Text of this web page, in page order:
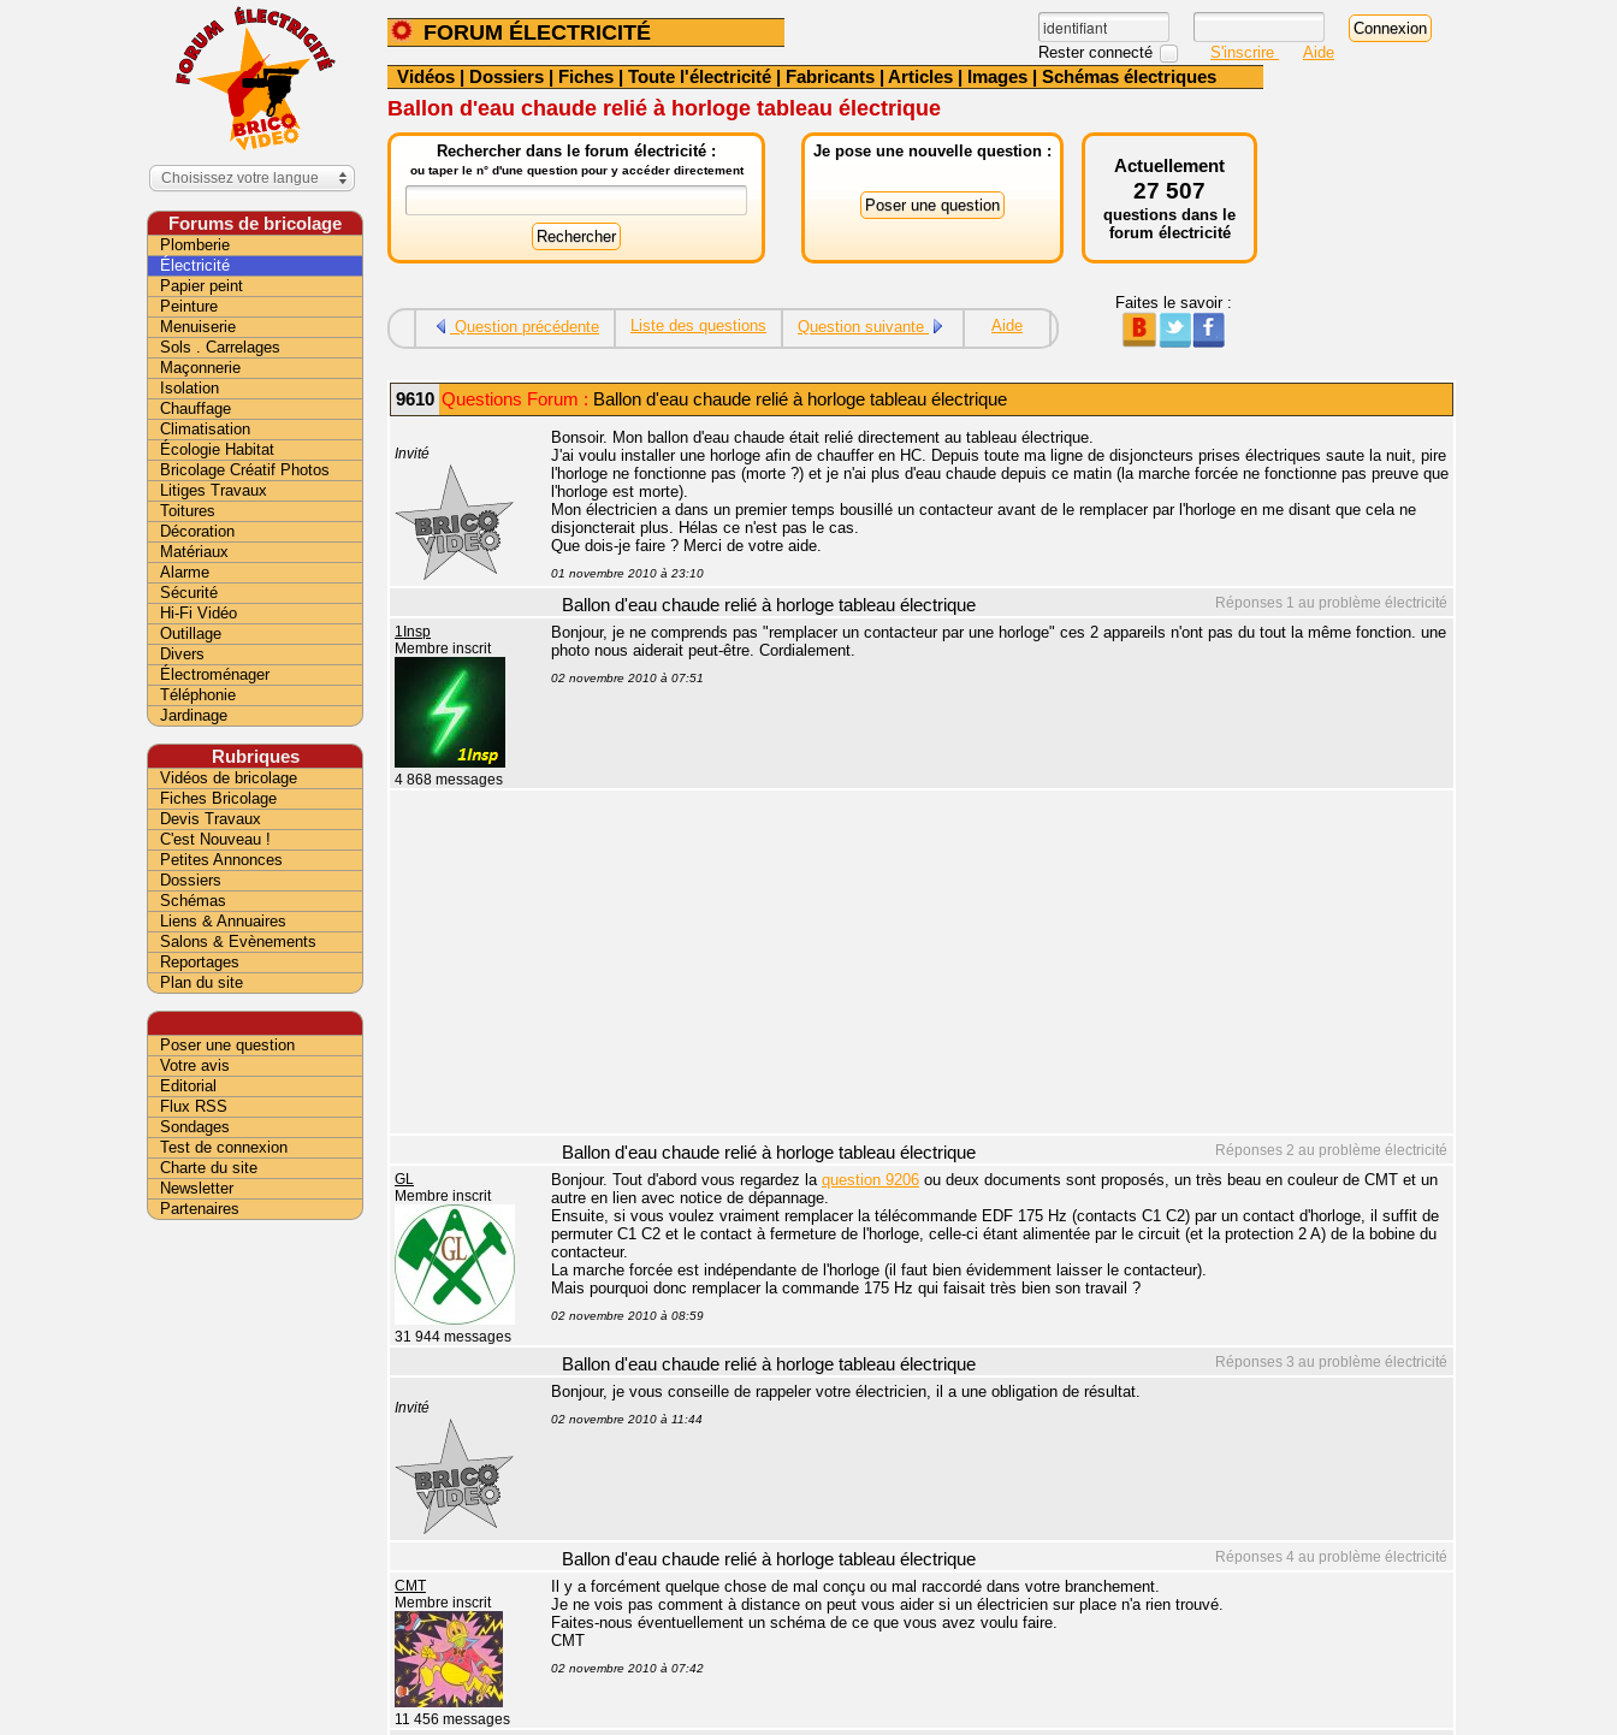
FORUM ÉLECTRICITÉ
Rester connecté S'inscrire Aide
Vidéos | Dossiers | Fiches | Toute l'électricité | Fabricants | Articles | Images | Schémas électriques
Ballon d'eau chaude relié à horloge tableau électrique
Rechercher dans le forum électricité :
ou taper le n° d'une question pour y accéder directement
Je pose une nouvelle question :
Actuellement
27 507
questions dans le
forum électricité
Question précédente Liste des questions Question suivante Aide
Faites le savoir :
9610 Questions Forum : Ballon d'eau chaude relié à horloge tableau électrique
Invité
Bonsoir. Mon ballon d'eau chaude était relié directement au tableau électrique.
J'ai voulu installer une horloge afin de chauffer en HC. Depuis toute ma ligne de disjoncteurs prises électriques saute la nuit, pire
l'horloge ne fonctionne pas (morte ?) et je n'ai plus d'eau chaude depuis ce matin (la marche forcée ne fonctionne pas preuve que
l'horloge est morte).
Mon électricien a dans un premier temps bousillé un contacteur avant de le remplacer par l'horloge en me disant que cela ne
disjoncterait plus. Hélas ce n'est pas le cas.
Que dois-je faire ? Merci de votre aide.
01 novembre 2010 à 23:10
Réponses 1 au problème électricité
Ballon d'eau chaude relié à horloge tableau électrique
1Insp
Membre inscrit
4 868 messages
Bonjour, je ne comprends pas "remplacer un contacteur par une horloge" ces 2 appareils n'ont pas du tout la même fonction. une
photo nous aiderait peut-être. Cordialement.
02 novembre 2010 à 07:51
Réponses 2 au problème électricité
Ballon d'eau chaude relié à horloge tableau électrique
GL
Membre inscrit
31 944 messages
Bonjour. Tout d'abord vous regardez la question 9206 ou deux documents sont proposés, un très beau en couleur de CMT et un
autre en lien avec notice de dépannage.
Ensuite, si vous voulez vraiment remplacer la télécommande EDF 175 Hz (contacts C1 C2) par un contact d'horloge, il suffit de
permuter C1 C2 et le contact à fermeture de l'horloge, celle-ci étant alimentée par le circuit (et la protection 2 A) de la bobine du
contacteur.
La marche forcée est indépendante de l'horloge (il faut bien évidemment laisser le contacteur).
Mais pourquoi donc remplacer la commande 175 Hz qui faisait très bien son travail ?
02 novembre 2010 à 08:59
Réponses 3 au problème électricité
Ballon d'eau chaude relié à horloge tableau électrique
Invité
Bonjour, je vous conseille de rappeler votre électricien, il a une obligation de résultat.
02 novembre 2010 à 11:44
Réponses 4 au problème électricité
Ballon d'eau chaude relié à horloge tableau électrique
CMT
Membre inscrit
11 456 messages
Il y a forcément quelque chose de mal conçu ou mal raccordé dans votre branchement.
Je ne vois pas comment à distance on peut vous aider si un électricien sur place n'a rien trouvé.
Faites-nous éventuellement un schéma de ce que vous avez voulu faire.
CMT
02 novembre 2010 à 07:42
Choisissez votre langue
Forums de bricolage
Plomberie
Électricité
Papier peint
Peinture
Menuiserie
Sols . Carrelages
Maçonnerie
Isolation
Chauffage
Climatisation
Écologie Habitat
Bricolage Créatif Photos
Litiges Travaux
Toitures
Décoration
Matériaux
Alarme
Sécurité
Hi-Fi Vidéo
Outillage
Divers
Électroménager
Téléphonie
Jardinage
Rubriques
Vidéos de bricolage
Fiches Bricolage
Devis Travaux
C'est Nouveau !
Petites Annonces
Dossiers
Schémas
Liens & Annuaires
Salons & Evènements
Reportages
Plan du site
Poser une question
Votre avis
Editorial
Flux RSS
Sondages
Test de connexion
Charte du site
Newsletter
Partenaires